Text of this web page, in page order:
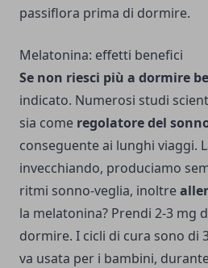
passiflora prima di dormire.
Melatonina: effetti benefici
Se non riesci più a dormire
indicato. Numerosi studi
sia come regolatore del
conseguente ai lunghi viaggi.
invecchiando, produciamo
ritmi sonno-veglia, inoltre
la melatonina? Prendi 2-3 mg
dormire. I cicli di cura sono di
va usata per i bambini,